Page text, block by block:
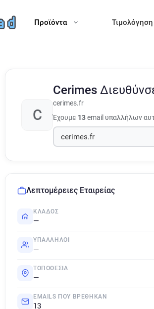
Προϊόντα Τιμολόγηση
C
Cerimes
cerimes.fr
Έχουμε 13email υπαλλήλων
Λεπτομέρειες Εταιρείας
ΚΛΆΔΟΣ
—
ΥΠΆΛΛΗΛΟΙ
—
ΤΟΠΟΘΕΣΊΑ
—
EMAILS ΠΟΥ ΒΡΈΘΗΚΑΝ
13